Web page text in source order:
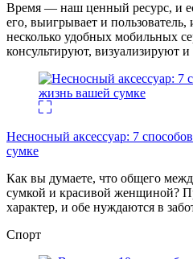
Время — наш ценный ресурс, и
его, выигрывает и
несколько удобных мобильных
консультируют, визуализируют и
Несносный аксессуар: 7
сумке
Как вы думаете, что общего
сумкой и красивой женщиной?
характер, и обе нуждаются в
Спорт